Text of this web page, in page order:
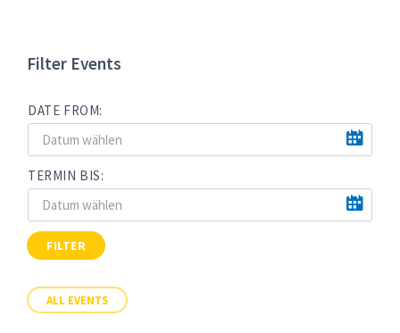
Filter Events
DATE FROM:
TERMIN BIS:
FILTER
ALL EVENTS